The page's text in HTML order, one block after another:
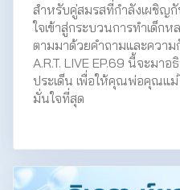
สำหรับคู่สมรสที่กำลังเผชิญ
ใจเข้าสู่กระบวนการทำเด็ก
ตามมาด้วยคำถามและควา
A.R.T. LIVE EP.69 นี้จะมา
ประเด็น เพื่อให้คุณพ่อคุณแม่
มั่นใจที่สุด